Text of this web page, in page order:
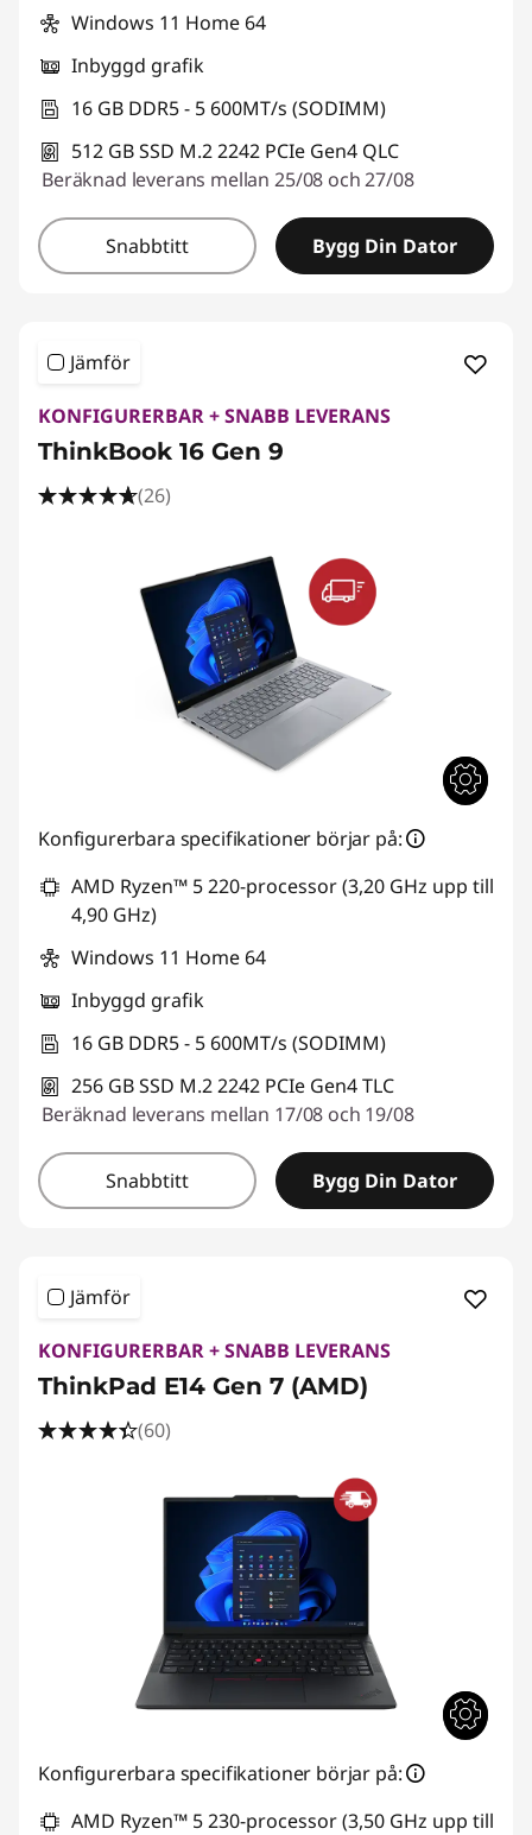
Windows 11 Home 64
Inbyggd grafik
16 GB DDR5 - 5 600MT/s (SODIMM)
512 GB SSD M.2 2242 PCIe Gen4 QLC
Beräknad leverans mellan 25/08 och 27/08
Snabbtitt Bygg Din Dator
Jämför
KONFIGURERBAR + SNABB LEVERANS
ThinkBook 16 Gen 9
(26)
Konfigurerbara specifikationer börjar på:
AMD Ryzen™ 5 220-processor (3,20 GHz upp till
4,90 GHz)
Windows 11 Home 64
Inbyggd grafik
16 GB DDR5 - 5 600MT/s (SODIMM)
256 GB SSD M.2 2242 PCIe Gen4 TLC
Beräknad leverans mellan 17/08 och 19/08
Snabbtitt Bygg Din Dator
Jämför
KONFIGURERBAR + SNABB LEVERANS
ThinkPad E14 Gen 7 (AMD)
(60)
Konfigurerbara specifikationer börjar på:
AMD Ryzen™ 5 230-processor (3,50 GHz upp till